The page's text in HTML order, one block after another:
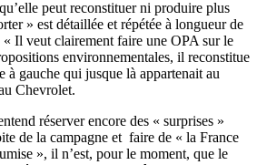
peut reconstituer ni produire plus
» est détaillée et répétée à longueur de
« Il veut clairement faire une OPA sur le
environnementales, il reconstitue
à gauche qui jusque là appartenait au
Chevrolet.
réserver encore des « surprises »
de la campagne et faire de « la France
», il n’est, pour le moment, que le